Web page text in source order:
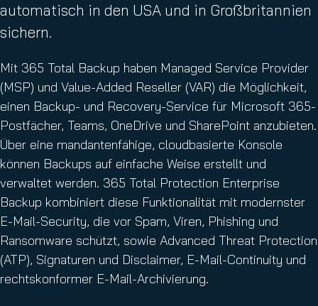
automatisch in den USA und in Großbritannien
sichern.
Mit 365 Total Backup haben Managed Service Provider
(MSP) und Value-Added Reseller (VAR) die Möglichkeit,
einen Backup- und Recovery-Service für Microsoft 365-
Postfächer, Teams, OneDrive und SharePoint anzubieten.
Über eine mandantenfähige, cloudbasierte Konsole
können Backups auf einfache Weise erstellt und
verwaltet werden. 365 Total Protection Enterprise
Backup kombiniert diese Funktionalität mit modernster
E-Mail-Security, die vor Spam, Viren, Phishing und
Ransomware schützt, sowie Advanced Threat Protection
(ATP), Signaturen und Disclaimer, E-Mail-Continuity und
rechtskonformer E-Mail-Archivierung.